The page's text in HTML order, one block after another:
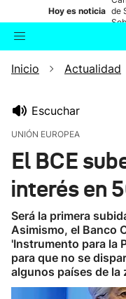
Hoy es noticia de
Buscador
Inicio Actualidad
Escuchar
UNIÓN EUROPEA
El BCE
interés en
Será la primera
Asimismo, el Banco
'Instrumento para la
para que no se
algunos países de la